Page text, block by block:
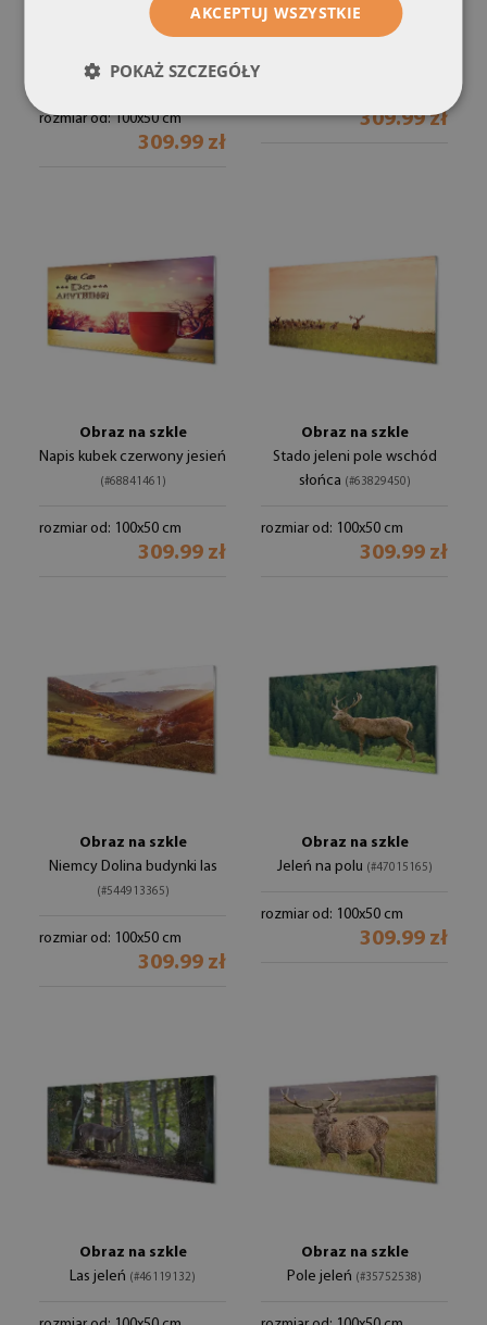
Obraz na szkle
(#71239778)
rozmiar od: 100x50 cm
309.99 zł
Obraz na szkle
309.99 zł
Obraz na szkle
Napis kubek czerwony jesień
(#68841461)
rozmiar od: 100x50 cm
309.99 zł
Obraz na szkle
Stado jeleni pole wschód
słońca (#63829450)
rozmiar od: 100x50 cm
309.99 zł
Obraz na szkle
Niemcy Dolina budynki las
(#544913365)
rozmiar od: 100x50 cm
309.99 zł
Obraz na szkle
Jeleń na polu (#47015165)
rozmiar od: 100x50 cm
309.99 zł
Obraz na szkle
Las jeleń (#46119132)
Obraz na szkle
Pole jeleń (#35752538)
AKCEPTUJ WSZYSTKIE
POKAŻ SZCZEGÓŁY